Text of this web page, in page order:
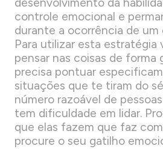
desenvolvimento da
controle emocional e
durante a ocorrência de
Para utilizar esta estratégia
pensar nas coisas de forma
precisa pontuar
situações que te tiram do
número razoável de
tem dificuldade em lidar.
que elas fazem que faz
procure o seu gatilho